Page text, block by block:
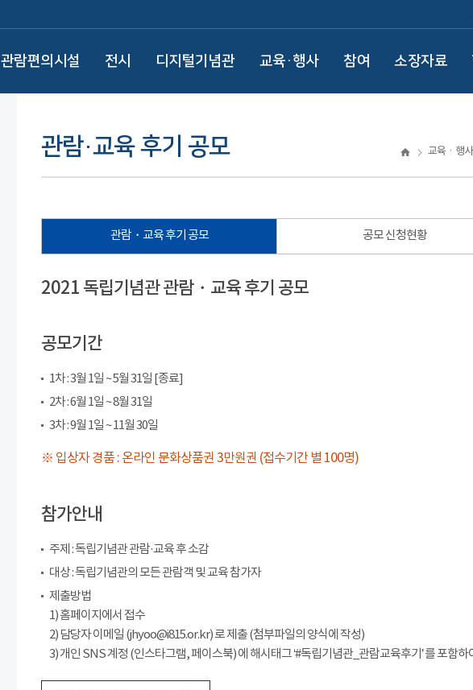
관람편의시설 전시 디지털기념관 교육·행사 참여 소장자료
관람・교육 후기 공모 교육ㆍ행사
관람・교육 후기 공모 공모 신청현황
2021 독립기념관 관람・교육 후기 공모
공모기간
1차 : 3월 1일 ~ 5월 31일 [종료]
2차 : 6월 1일 ~ 8월 31일
3차 : 9월 1일 ~ 11월 30일
※ 입상자 경품 : 온라인 문화상품권 3만원권 (접수기간 별 100명)
참가안내
주제 : 독립기념관 관람·교육 후 소감
대상 : 독립기념관의 모든 관람객 및 교육 참가자
제출방법
1) 홈페이지에서 접수
2) 담당자 이메일 (jhyoo@i815.or.kr) 로 제출 (첨부파일의 양식에 작성)
3) 개인 SNS 계정 (인스타그램, 페이스북) 에 해시태그 ‘#독립기념관_관람교육후기’ 를 포함하